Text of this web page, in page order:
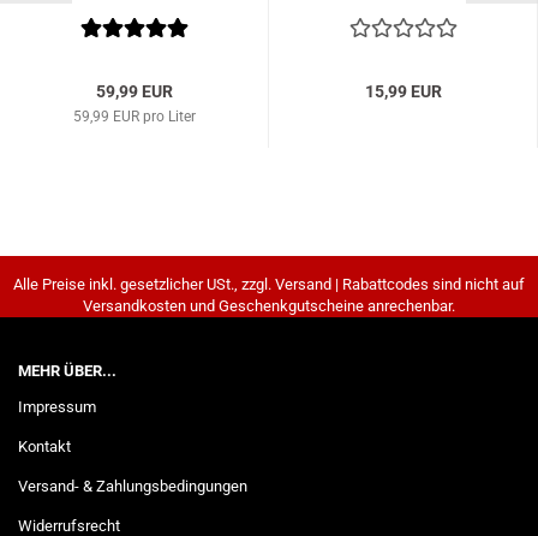
59,99 EUR
59,99 EUR pro Liter
15,99 EUR
Alle Preise inkl. gesetzlicher USt., zzgl. Versand | Rabattcodes sind nicht auf
Versandkosten und Geschenkgutscheine anrechenbar.
MEHR ÜBER...
Impressum
Kontakt
Versand- & Zahlungsbedingungen
Widerrufsrecht